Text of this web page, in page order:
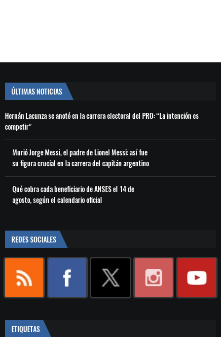
ÚLTIMAS NOTICIAS
Hernán Lacunza se anotó en la carrera electoral del PRO: “La intención es
competir”
Murió Jorge Messi, el padre de Lionel Messi: así fue
su figura crucial en la carrera del capitán argentino
Qué cobra cada beneficiario de ANSES el 14 de
agosto, según el calendario oficial
REDES SOCIALES
ETIQUETAS